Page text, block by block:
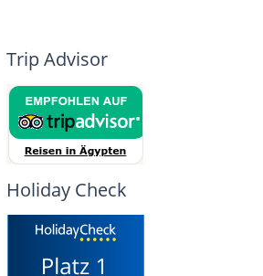
Trip Advisor
Holiday Check